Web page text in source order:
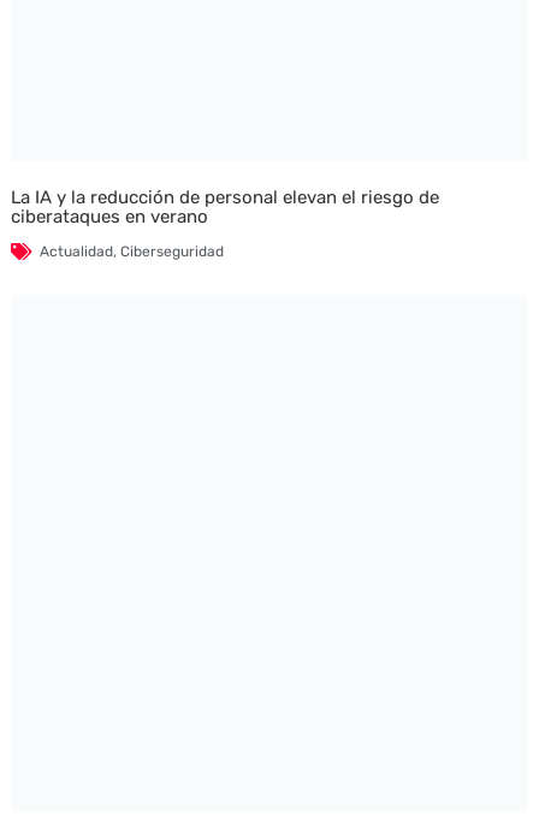
La IA y la reducción de personal elevan el riesgo de
ciberataques en verano
Actualidad, Ciberseguridad